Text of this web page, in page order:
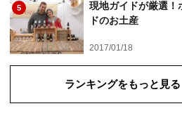
5
現地ガイドが厳選！
ドのお土産
2017/01/18
ランキングをもっと見る